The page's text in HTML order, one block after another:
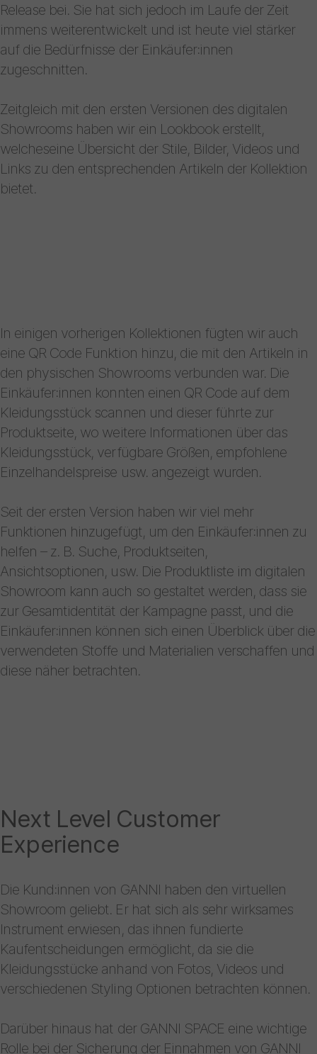
Release bei. Sie hat sich jedoch im Laufe der Zeit
immens weiterentwickelt und ist heute viel stärker
auf die Bedürfnisse der Einkäufer:innen
zugeschnitten.
Zeitgleich mit den ersten Versionen des digitalen
Showrooms haben wir ein Lookbook erstellt,
welcheseine Übersicht der Stile, Bilder, Videos und
Links zu den entsprechenden Artikeln der Kollektion
bietet.
In einigen vorherigen Kollektionen fügten wir auch
eine QR Code Funktion hinzu, die mit den Artikeln in
den physischen Showrooms verbunden war. Die
Einkäufer:innen konnten einen QR Code auf dem
Kleidungsstück scannen und dieser führte zur
Produktseite, wo weitere Informationen über das
Kleidungsstück, verfügbare Größen, empfohlene
Einzelhandelspreise usw. angezeigt wurden.
Seit der ersten Version haben wir viel mehr
Funktionen hinzugefügt, um den Einkäufer:innen zu
helfen – z. B. Suche, Produktseiten,
Ansichtsoptionen, usw. Die Produktliste im digitalen
Showroom kann auch so gestaltet werden, dass sie
zur Gesamtidentität der Kampagne passt, und die
Einkäufer:innen können sich einen Überblick über die
verwendeten Stoffe und Materialien verschaffen und
diese näher betrachten.
Next Level Customer
Experience
Die Kund:innen von GANNI haben den virtuellen
Showroom geliebt. Er hat sich als sehr wirksames
Instrument erwiesen, das ihnen fundierte
Kaufentscheidungen ermöglicht, da sie die
Kleidungsstücke anhand von Fotos, Videos und
verschiedenen Styling Optionen betrachten können.
Darüber hinaus hat der GANNI SPACE eine wichtige
Rolle bei der Sicherung der Einnahmen von GANNI